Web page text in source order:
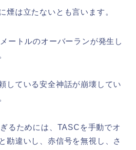
煙は立たないとも言います。
ートルのオーバーランが発生し
している安全神話が崩壊してい
るためには、TASCを手動でオ
勘違いし、赤信号を無視し、さ